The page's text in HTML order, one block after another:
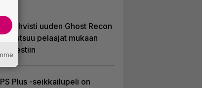
vahvisti uuden Ghost Recon
– kutsuu pelaajat mukaan
Plus -seikkailupeli on